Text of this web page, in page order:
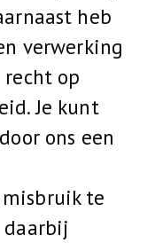
heb
verwerking
recht op
Je kunt
ons een
te